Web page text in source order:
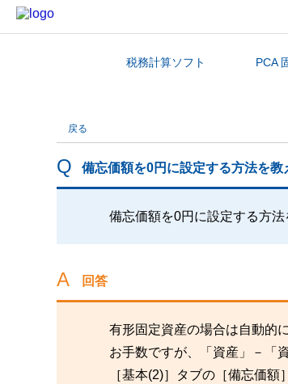
カテゴリから探す税務計算ソフト PCA
戻る
備忘価額を0円に設定する方法を教
備忘価額を0円に設定する方法
回答
有形固定資産の場合は自動的
お手数ですが、「資産」－「
［基本(2)］タブの［備忘価額